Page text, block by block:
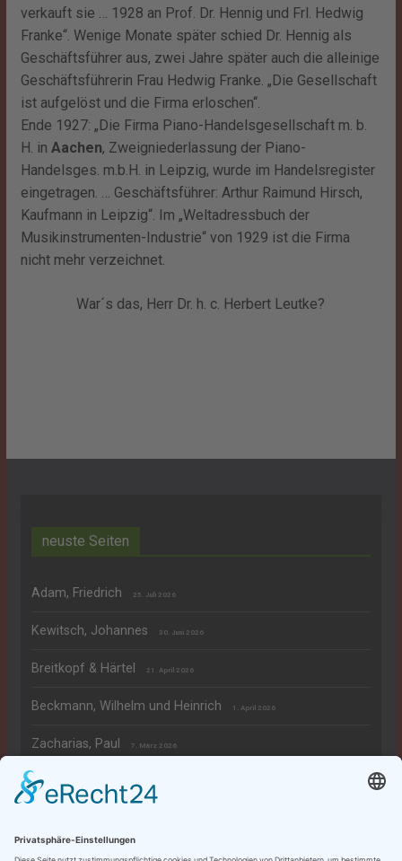
verkauft sie … 1928 an Prof. Dr. Hennig und Frl. Hedwig
Franke“. Wenige Monate später schied Dr. Hennig als
Geschäftsführer aus, zwei Jahre später auch die alleinige
Geschäftsführerin Frau Hedwig Franke. „Die Gesellschaft
ist aufgelöst und die Firma erloschen“.
Ende 1927: „Die Firma Piano-Handelsgesellschaft m. b.
H. in Aachen, Zweigniederlassung der Piano-
Handelsges. m.b.H. in Leipzig, wurde im Handelsregister
eingetragen. … Geschäftsführer: Arthur Raimund Hirsch,
Kaufmann in Leipzig“. Im „Weltadressbuch der
Musikinstrumenten-Industrie“ von 1929 ist die Firma
nicht mehr verzeichnet.
War´s das, Herr Dr. h. c. Herbert Leutke?
neuste Seiten
Adam, Friedrich 25. Juli 2026
Kewitsch, Johannes 30. Juni 2026
Breitkopf & Härtel 21. April 2026
Beckmann, Wilhelm und Heinrich 1. April 2026
Zacharias, Paul 7. März 2026
Rechtliches
Datenschutzerklärung